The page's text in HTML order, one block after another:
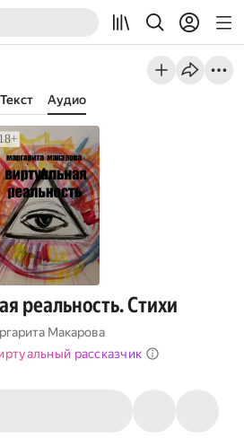
Текст Аудио
реальность. Стихи
Макарова
рассказчик